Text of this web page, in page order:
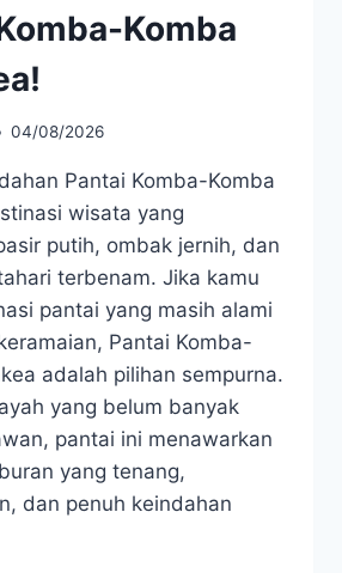
Komba
04/08/2026
Pantai Komba-Komba
wisata yang
putih, ombak jernih, dan
terbenam. Jika kamu
pantai yang masih alami
Pantai Komba-
adalah pilihan sempurna.
yang belum banyak
pantai ini menawarkan
yang tenang,
dan penuh keindahan